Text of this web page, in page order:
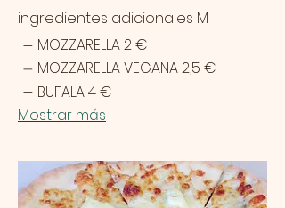
ingredientes adicionales M
MOZZARELLA2 €
MOZZARELLA VEGANA2,5 €
BUFALA4 €
Mostrar más